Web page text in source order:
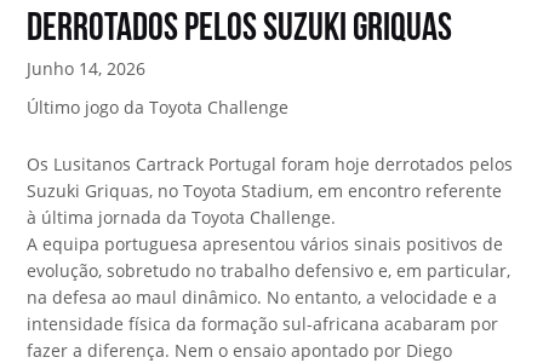
derrotados pelos Suzuki Griquas
Junho 14, 2026
Último jogo da Toyota Challenge
Os Lusitanos Cartrack Portugal foram hoje derrotados pelos
Suzuki Griquas, no Toyota Stadium, em encontro referente
à última jornada da Toyota Challenge.
A equipa portuguesa apresentou vários sinais positivos de
evolução, sobretudo no trabalho defensivo e, em particular,
na defesa ao maul dinâmico. No entanto, a velocidade e a
intensidade física da formação sul-africana acabaram por
fazer a diferença. Nem o ensaio apontado por Diego